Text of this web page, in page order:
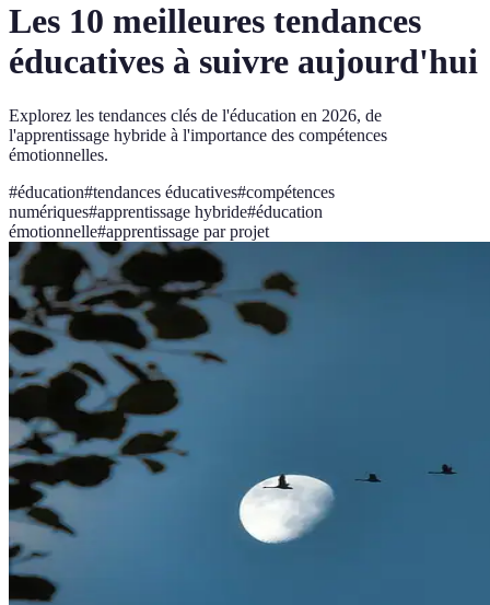
Les 10 meilleures tendances
éducatives à suivre aujourd'hui
Explorez les tendances clés de l'éducation en 2026, de
l'apprentissage hybride à l'importance des compétences
émotionnelles.
#éducation#tendances éducatives#compétences
numériques#apprentissage hybride#éducation
émotionnelle#apprentissage par projet